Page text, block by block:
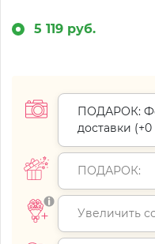
5 119 руб.
ПОДАРОК:
доставки (+0
ПОДАРОК:
Увеличить